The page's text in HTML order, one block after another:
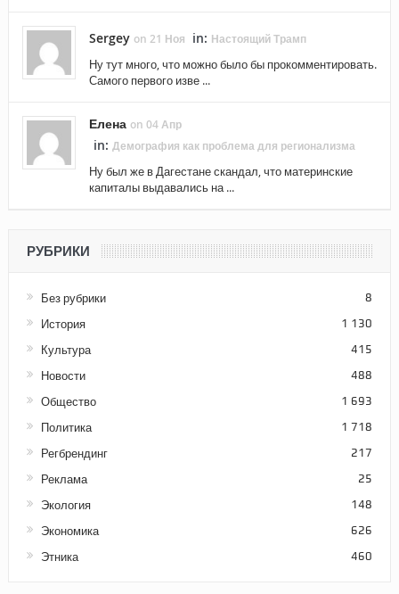
Sergey on 21 Ноя in: Настоящий Трамп
Ну тут много, что можно было бы прокомментировать.
Самого первого изве ...
Елена on 04 Апр
in: Демография как проблема для регионализма
Ну был же в Дагестане скандал, что материнские
капиталы выдавались на ...
РУБРИКИ
Без рубрики 8
История 1 130
Культура 415
Новости 488
Общество 1 693
Политика 1 718
Регбрендинг 217
Реклама 25
Экология 148
Экономика 626
Этника 460